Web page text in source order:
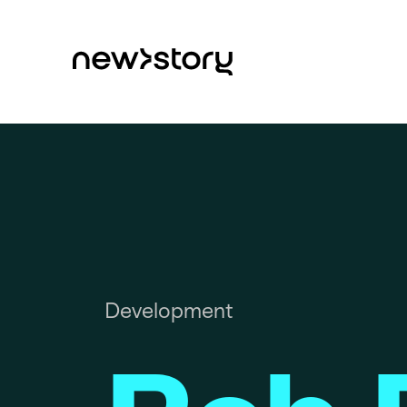
Development